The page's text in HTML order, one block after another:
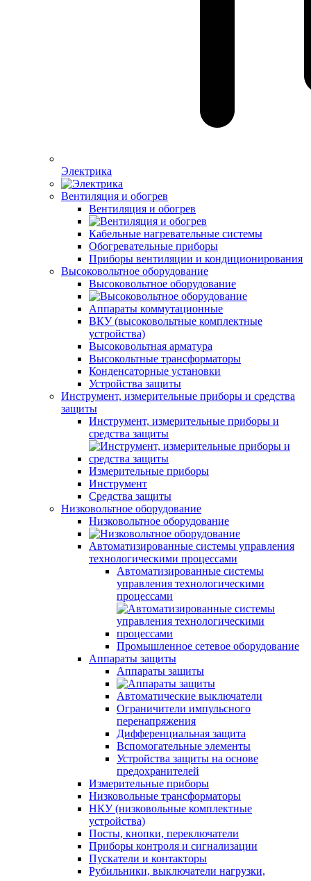
Электрика
Вентиляция и обогрев
Вентиляция и обогрев
Кабельные нагревательные системы
Обогревательные приборы
Приборы вентиляции и кондиционирования
Высоковольтное оборудование
Высоковольтное оборудование
Аппараты коммутационные
ВКУ (высоковольтные комплектные
устройства)
Высоковольтная арматура
Высокольтные трансформаторы
Конденсаторные установки
Устройства защиты
Инструмент, измерительные приборы и средства
защиты
Инструмент, измерительные приборы и
средства защиты
Измерительные приборы
Инструмент
Средства защиты
Низковольтное оборудование
Низковольтное оборудование
Автоматизированные системы управления
технологическими процессами
Автоматизированные системы
управления технологическими
процессами
Промышленное сетевое оборудование
Аппараты защиты
Аппараты защиты
Автоматические выключатели
Ограничители импульсного
перенапряжения
Дифференциальная защита
Вспомогательные элементы
Устройства защиты на основе
предохранителей
Измерительные приборы
Низковольные трансформаторы
НКУ (низковольные комплектные
устройства)
Посты, кнопки, переключатели
Приборы контроля и сигнализации
Пускатели и контакторы
Рубильники, выключатели нагрузки,